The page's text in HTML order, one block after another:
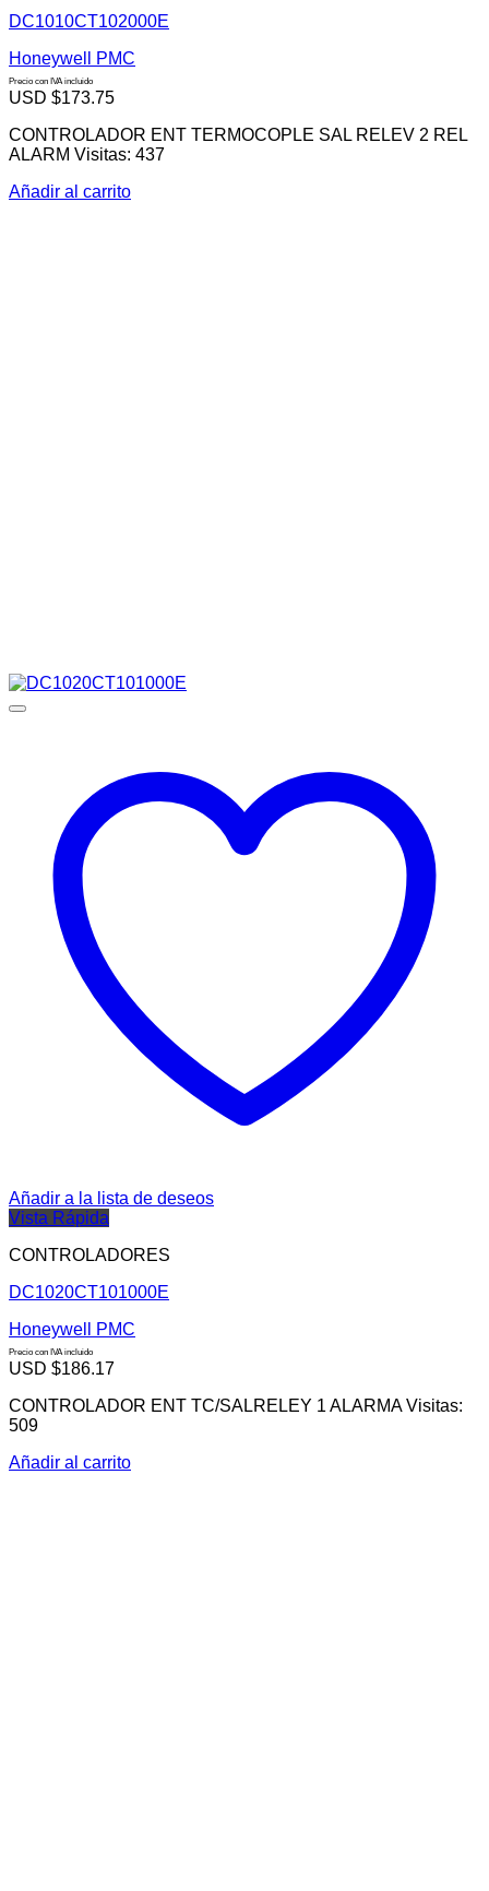
DC1010CT102000E
Honeywell PMC
Precio con IVA incluido
USD $173.75
CONTROLADOR ENT TERMOCOPLE SAL RELEV 2 REL
ALARM Visitas: 437
Añadir al carrito
Añadir a la lista de deseos
Vista Rápida
CONTROLADORES
DC1020CT101000E
Honeywell PMC
Precio con IVA incluido
USD $186.17
CONTROLADOR ENT TC/SALRELEY 1 ALARMA Visitas:
509
Añadir al carrito